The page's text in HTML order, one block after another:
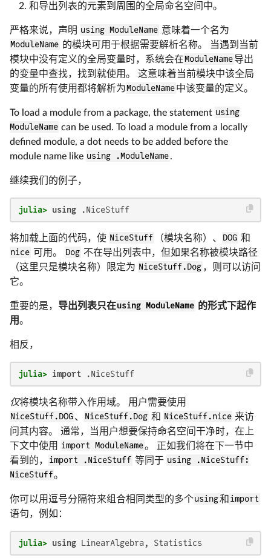
和导出列表的元素到周围的全局命名空间中。
严格来说，声明 using ModuleName 意味着一个名为
ModuleName 的模块可用于根据需要解析名称。 当遇到当前
模块中没有定义的全局变量时，系统会在 ModuleName导出
的变量中查找，找到就使用。 这意味着当前模块中该全局
变量的所有使用都将解析为 ModuleName中该变量的定义。
To load a module from a package, the statement using
ModuleName can be used. To load a module from a locally
defined module, a dot needs to be added before the
module name like using .ModuleName.
继续我们的例子，
julia> using .NiceStuff
将加载上面的代码，使 NiceStuff （模块名称）、 DOG 和
nice 可用。 Dog 不在导出列表中，但如果名称被模块路径
（这里只是模块名称）限定为 NiceStuff.Dog ，则可以访问
它。
重要的是， 导出列表只在using ModuleName 的形式下起作
用。
相反，
julia> import .NiceStuff
仅将模块名称带入作用域。 用户需要使用
NiceStuff.DOG、 NiceStuff.Dog 和 NiceStuff.nice 来访
问其内容。 通常，当用户想要保持命名空间干净时，在上
下文中使用 import ModuleName。 正如我们将在下一节中
看到的，
import .NiceStuff 等同于 using .NiceStuff:
NiceStuff。
你可以用逗号分隔符来组合相同类型的多个using和 import
语句，例如：
julia> using LinearAlgebra, Statistics